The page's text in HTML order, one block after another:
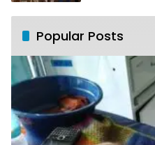
Popular Posts